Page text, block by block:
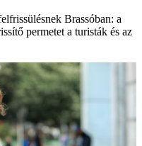
Brassóban: a
permetet a turisták és az